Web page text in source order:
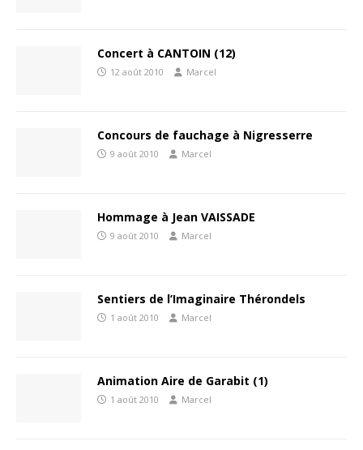
Concert à CANTOIN (12)
12 août 2010 Marcel
Concours de fauchage à Nigresserre
9 août 2010 Marcel
Hommage à Jean VAISSADE
9 août 2010 Marcel
Sentiers de l’Imaginaire Thérondels
1 août 2010 Marcel
Animation Aire de Garabit (1)
1 août 2010 Marcel